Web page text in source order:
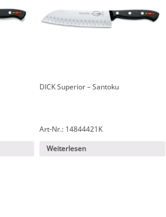
DICK Superior – Santoku
Art-Nr.: 14844421K
Weiterlesen